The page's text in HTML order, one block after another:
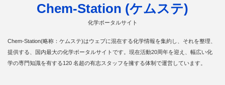
Chem-Station (ケムステ)
化学ポータルサイト
Chem-Station(略称：ケムステ)はウェブに混在する化学情報を集約し、それを整理、
提供する、国内最大の化学ポータルサイトです。現在活動20周年を迎え、幅広い化
学の専門知識を有する120 名超の有志スタッフを擁する体制で運営しています。